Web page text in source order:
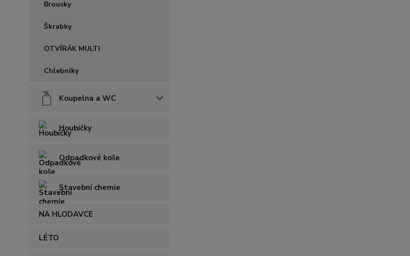
Brousky
Škrabky
OTVÍRÁK MULTI
Chlebníky
Koupelna a WC
Houbičky
Odpadkové koše
Stavební chemie
NA HLODAVCE
LÉTO